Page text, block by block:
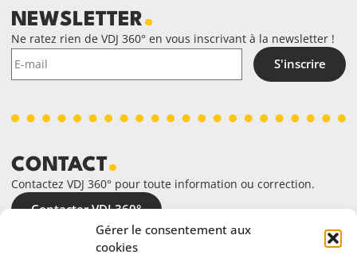
Gérer le consentement aux
cookies
NEWSLETTER
Ne ratez rien de VDJ 360° en vous inscrivant à la newsletter !
S'inscrire
CONTACT
Contactez VDJ 360° pour toute information ou correction.
Contacter VDJ 360°